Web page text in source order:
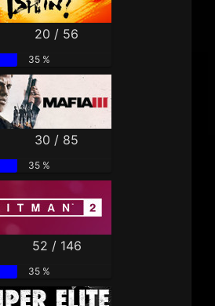
20 / 56
35 %
30 / 85
35 %
52 / 146
35 %